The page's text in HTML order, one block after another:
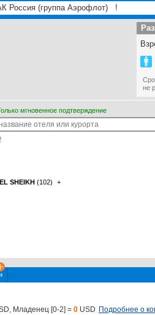
не
мгновенное подтверждение
SHEIKH (102) +
Младенец [0-2] = 0 USD Подробнее о